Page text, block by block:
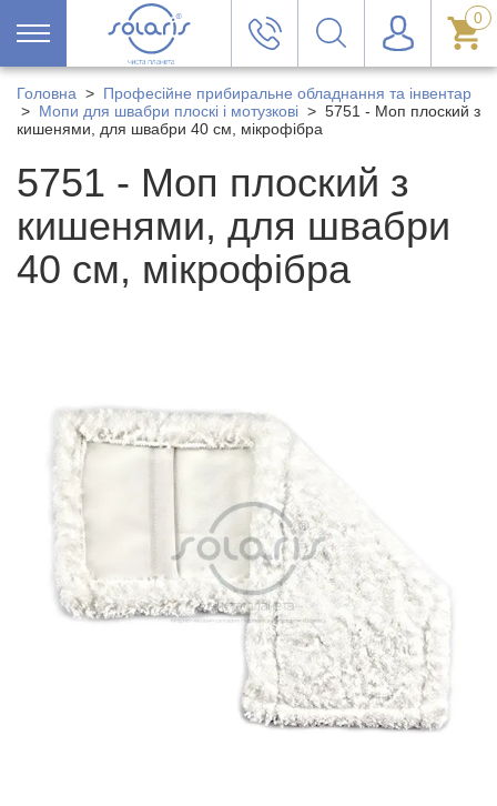
0
Головна > Професійне прибиральне обладнання та інвентар
> Мопи для швабри плоскі і мотузкові > 5751 - Моп плоский з
кишенями, для швабри 40 см, мікрофібра
5751 - Моп плоский з
кишенями, для швабри
40 см, мікрофібра